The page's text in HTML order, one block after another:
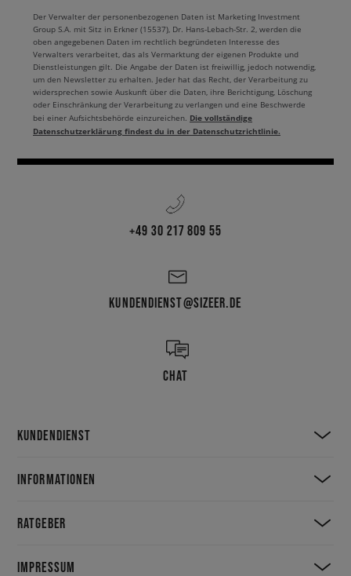
Der Verwalter der personenbezogenen Daten ist Marketing Investment
Group S.A. mit Sitz in Erkner (15537), Dr. Hans-Lebach-Str. 2, werden die
oben angegebenen Daten im rechtlich begründeten Interesse des
Verwalters verarbeitet, das als Vermarktung der eigenen Produkte und
Dienstleistungen gilt. Die Angabe der Daten ist freiwillig, jedoch notwendig,
um den Newsletter zu erhalten. Jeder hat das Recht, der Verarbeitung zu
widersprechen sowie Auskunft über die Daten, ihre Berichtigung, Löschung
oder Einschränkung der Verarbeitung zu verlangen und eine Beschwerde
bei einer Aufsichtsbehörde einzureichen. Die vollständige
Datenschutzerklärung findest du in der Datenschutzrichtlinie.
+49 30 217 809 55
KUNDENDIENST@SIZEER.DE
CHAT
KUNDENDIENST
INFORMATIONEN
RATGEBER
IMPRESSUM